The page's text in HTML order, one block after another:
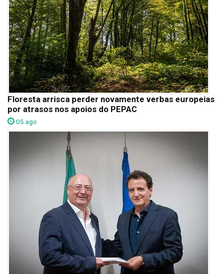
Floresta arrisca perder novamente verbas europeias
por atrasos nos apoios do PEPAC
05 ago